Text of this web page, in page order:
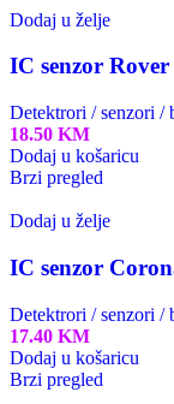
Dodaj u želje
IC senzor Rover
Detektrori / senzori /
18.50 KM
Dodaj u košaricu
Brzi pregled
Dodaj u želje
IC senzor
Detektrori / senzori /
17.40 KM
Dodaj u košaricu
Brzi pregled